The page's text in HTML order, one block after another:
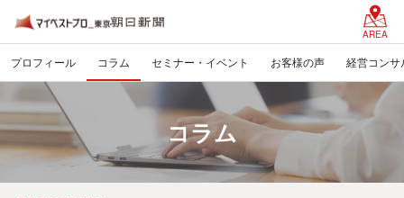
AREA
プロフィール コラム セミナー・イベント お客様の声 経営コンサ
コラム